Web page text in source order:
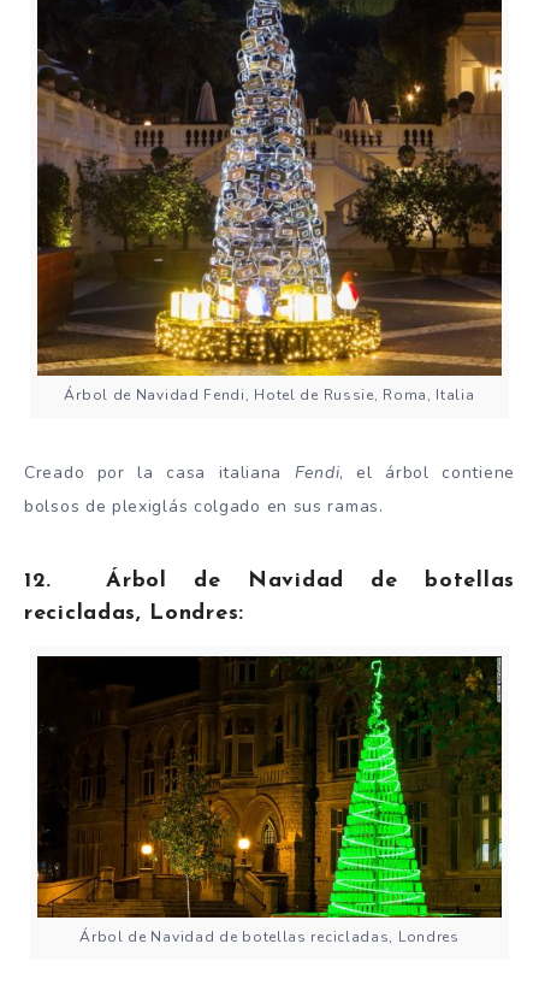
Árbol de Navidad Fendi, Hotel de Russie, Roma, Italia
Creado por la casa italiana Fendi, el árbol contiene
bolsos de plexiglás colgado en sus ramas.
12. Árbol de Navidad de botellas
recicladas, Londres:
Árbol de Navidad de botellas recicladas, Londres